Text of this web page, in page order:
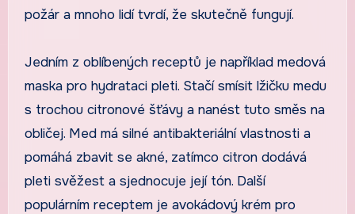
požár a mnoho lidí tvrdí, že skutečně fungují.
Jedním z oblíbených receptů je například medová
maska pro hydrataci pleti. Stačí smísit lžičku medu
s trochou citronové šťávy a nanést tuto směs na
obličej. Med má silné antibakteriální vlastnosti a
pomáhá zbavit se akné, zatímco citron dodává
pleti svěžest a sjednocuje její tón. Další
populárním receptem je avokádový krém pro